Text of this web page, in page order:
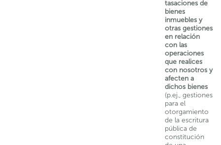
tasaciones de
bienes
inmuebles y
otras gestiones
en relación
con las
operaciones
que realices
con nosotros y
afecten a
dichos bienes
(p.ej., gestiones
para el
otorgamiento
de la escritura
pública de
constitución